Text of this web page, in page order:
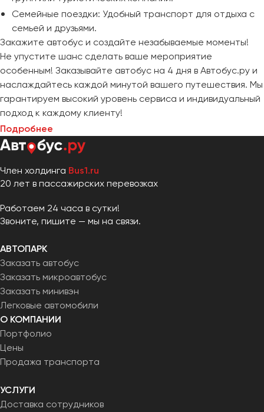
Семейные поездки: Удобный транспорт для отдыха с
семьей и друзьями.
Закажите автобус и создайте незабываемые моменты!
Не упустите шанс сделать ваше мероприятие
особенным! Заказывайте автобус на 4 дня в Автобус.ру и
наслаждайтесь каждой минутой вашего путешествия. Мы
гарантируем высокий уровень сервиса и индивидуальный
подход к каждому клиенту!
Подробнее
Член холдинга Bus1.ru
20 лет в пассажирских перевозках
Работаем 24 часа в сутки!
Звоните, пишите — мы на связи.
АВТОПАРК
Заказать автобус
Заказать микроавтобус
Заказать минивэн
Легковые автомобили
О КОМПАНИИ
Портфолио
Цены
Продажа транспорта
УСЛУГИ
Доставка сотрудников